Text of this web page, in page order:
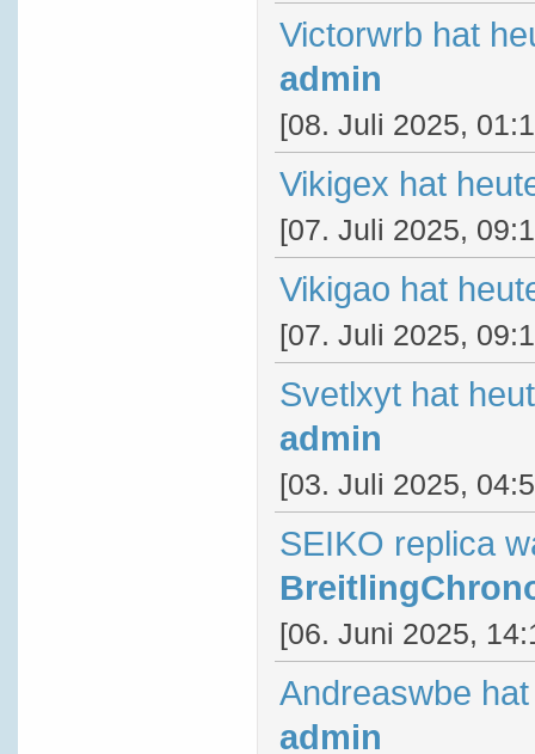
Victorwrb hat
admin
[08. Juli 2025,
Vikigex hat
[07. Juli 2025,
Vikigao hat
[07. Juli 2025,
Svetlxyt hat
admin
[03. Juli 2025,
SEIKO replica
[06. Juni 2025,
Andreaswbe
admin